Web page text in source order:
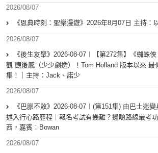
2026/08/07
《恩典時刻：聖樂漫遊》2026年8月07日 主持：
2026/08/07
《後生友聚》2026-08-07︱【第272集】《蜘蛛
觀 觀後感（少少劇透）！Tom Holland 版本以來 最
集！｜主持：Jack、諾少
2026/08/07
《巴膠不敗》2026-08-07︱(第151集) 由巴士迷
述入行心路歷程｜報名考試有幾難？邊啲路線最考
西，嘉賓︰Bowan
2026/08/07